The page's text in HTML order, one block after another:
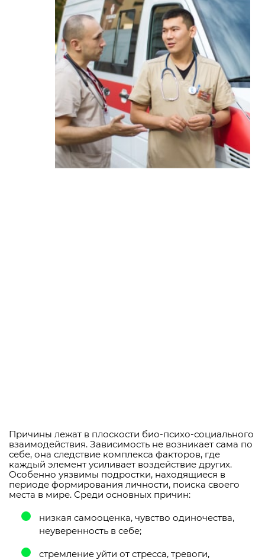
Причины лежат в плоскости био-психо-социального
взаимодействия. Зависимость не возникает сама по
себе, она следствие комплекса факторов, где
каждый элемент усиливает воздействие других.
Особенно уязвимы подростки, находящиеся в
периоде формирования личности, поиска своего
места в мире. Среди основных причин:
низкая самооценка, чувство одиночества,
неуверенность в себе;
стремление уйти от стресса, тревоги,